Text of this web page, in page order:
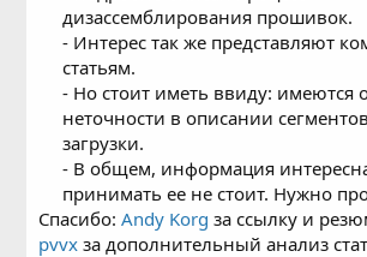
дизассемблирования прошивок.
- Интерес так же представляют
статьям.
- Но стоит иметь ввиду: имеются
неточности в описании
загрузки.
- В общем, информация
принимать ее не стоит. Нужно
Спасибо:Andy Korg за ссылку и
pvvx за дополнительный анализ